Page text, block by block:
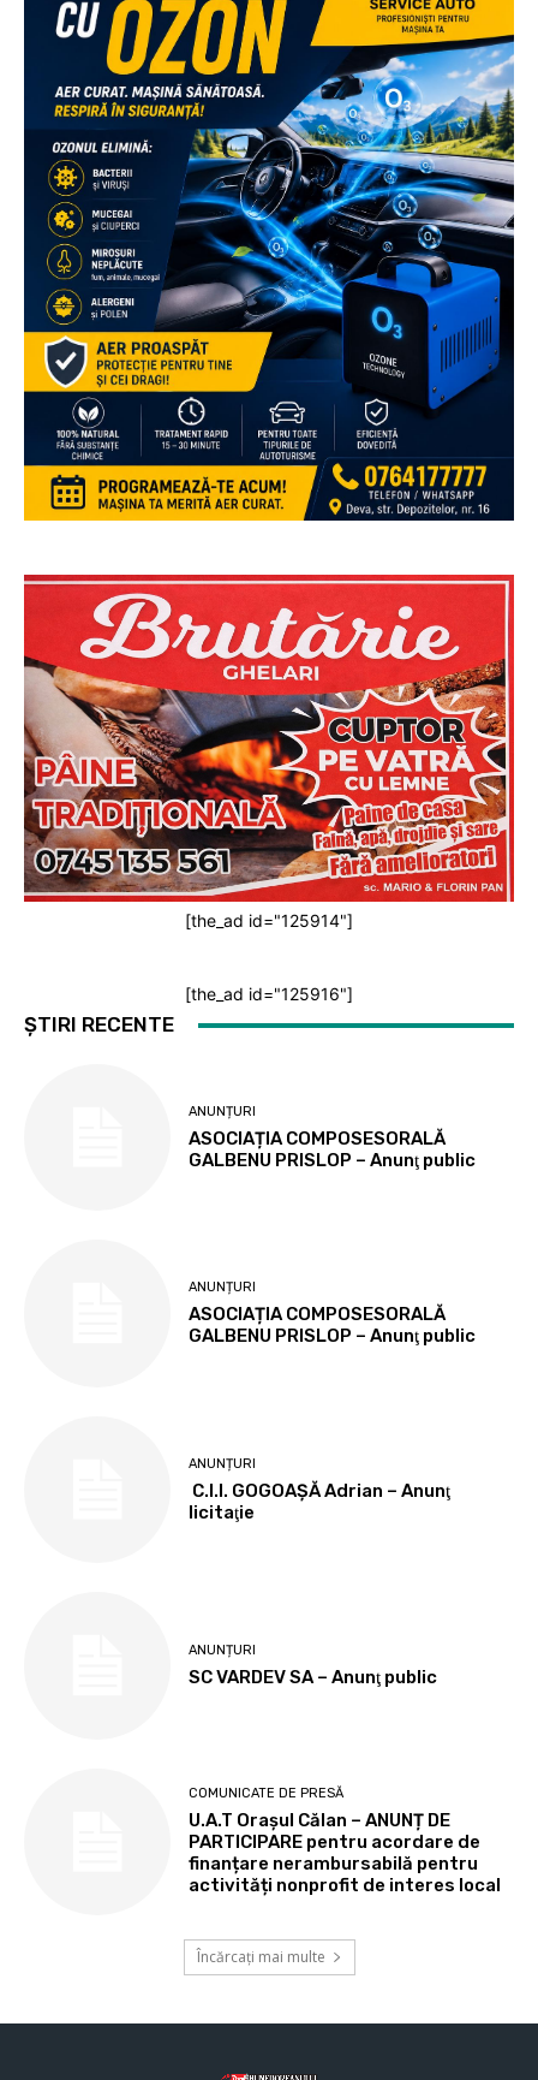
[the_ad id="125914"]
[the_ad id="125916"]
ȘTIRI RECENTE
ANUNȚURI
ASOCIAȚIA COMPOSESORALĂ
GALBENU PRISLOP – Anunţ public
ANUNȚURI
ASOCIAȚIA COMPOSESORALĂ
GALBENU PRISLOP – Anunţ public
ANUNȚURI
C.I.I. GOGOAŞĂ Adrian – Anunţ
licitaţie
ANUNȚURI
SC VARDEV SA – Anunţ public
COMUNICATE DE PRESĂ
U.A.T Orașul Călan – ANUNȚ DE
PARTICIPARE pentru acordare de
finanțare nerambursabilă pentru
activități nonprofit de interes local
Încărcați mai multe